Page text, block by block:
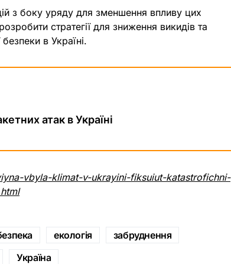
з боку уряду для зменшення впливу цих
стратегії для зниження викидів та
в Україні.
атак в Україні
vbyla-klimat-v-ukrayini-fiksuiut-katastrofichni-
екологія
забруднення
Україна